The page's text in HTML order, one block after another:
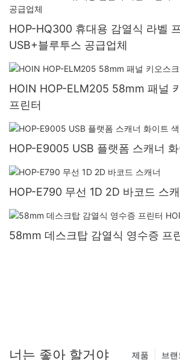
HOP-HQ300 휴대용 감열식 라벨
USB+블루투스 공급업체
HOIN HOP-ELM205 58mm 패널
프린터
HOP-E9005 USB 플랫폼 스캐너
HOP-E790 무선 1D 2D 바코드 스
58mm 데스크탑 감열식 영수증 프
너는 좋아 할거야 브
제품